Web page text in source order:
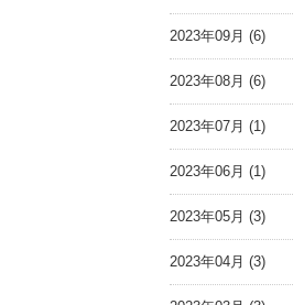
2023年09月 (6)
2023年08月 (6)
2023年07月 (1)
2023年06月 (1)
2023年05月 (3)
2023年04月 (3)